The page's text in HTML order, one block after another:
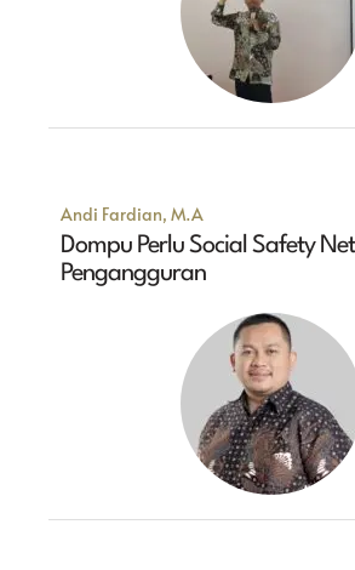
Andi Fardian, M.A
Dompu Perlu Social Safety
Pengangguran